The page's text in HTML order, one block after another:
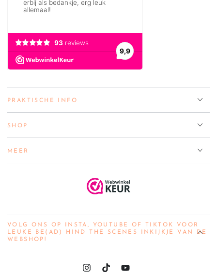
PRAKTISCHE INFO
SHOP
MEER
VOLG ONS OP INSTA, YOUTUBE OF TIKTOK VOOR
LEUKE BE(AD) HIND THE SCENES INKIJKJE VAN DE
WEBSHOP!
Instagram Youtube